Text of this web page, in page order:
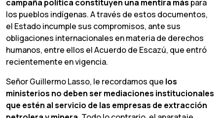
campaña política constituyen una mentira más para
los pueblos indígenas. A través de estos documentos,
el Estado incumple sus compromisos, ante sus
obligaciones internacionales en materia de derechos
humanos, entre ellos el Acuerdo de Escazú, que entró
recientemente en vigencia.
Señor Guillermo Lasso, le recordamos que los
ministerios no debenser mediaciones institucionales
que estén al servicio de las empresas de extracción